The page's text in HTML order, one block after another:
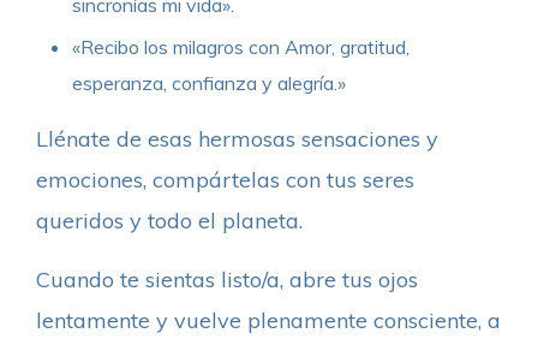
«Recibo los milagros con Amor, gratitud,
esperanza, confianza y alegría.»
Llénate de esas hermosas sensaciones y
emociones, compártelas con tus seres
queridos y todo el planeta.
Cuando te sientas listo/a, abre tus ojos
lentamente y vuelve plenamente consciente, a